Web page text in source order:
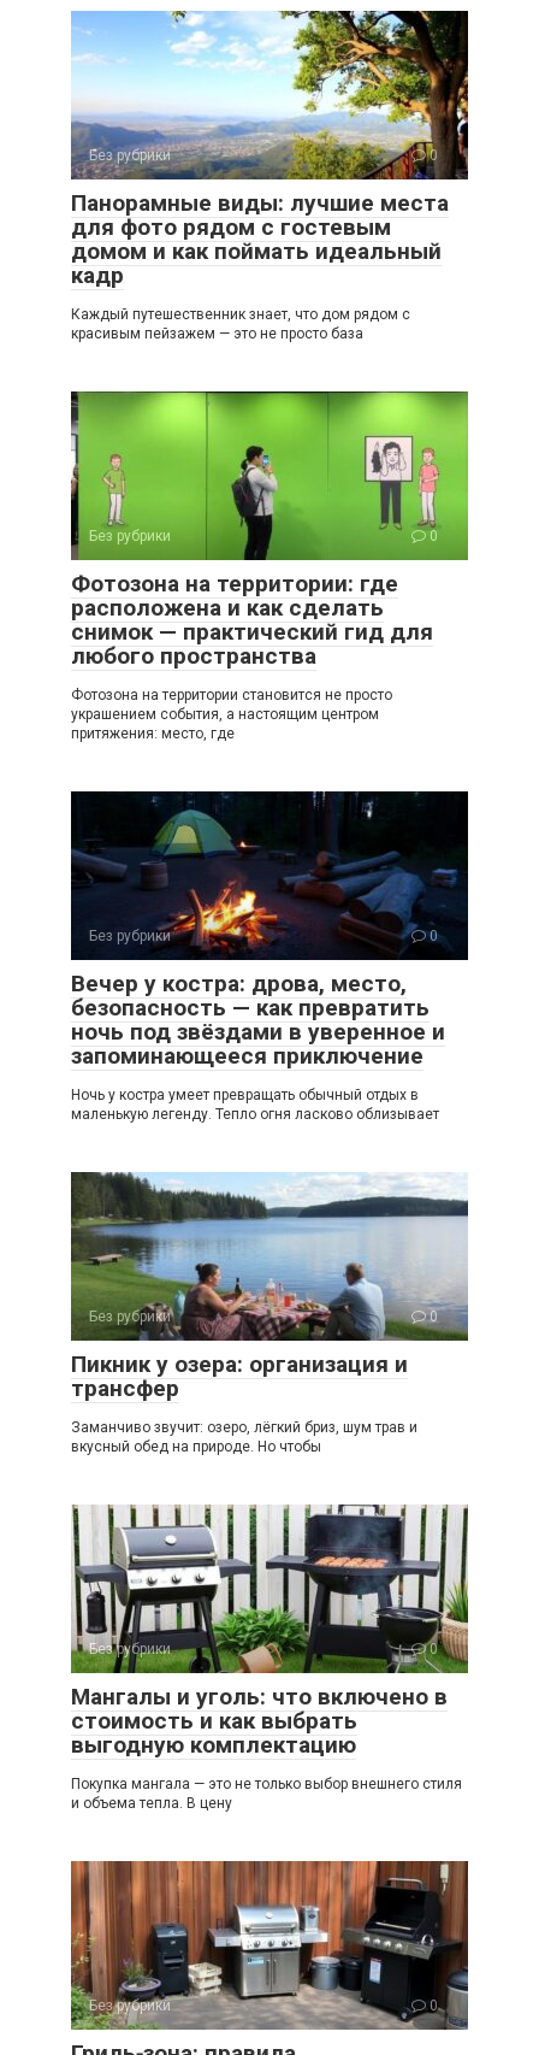
Без рубрики 0
Панорамные виды: лучшие места
для фото рядом с гостевым
домом и как поймать идеальный
кадр
Каждый путешественник знает, что дом рядом с
красивым пейзажем — это не просто база
Без рубрики 0
Фотозона на территории: где
расположена и как сделать
снимок — практический гид для
любого пространства
Фотозона на территории становится не просто
украшением события, а настоящим центром
притяжения: место, где
Без рубрики 0
Вечер у костра: дрова, место,
безопасность — как превратить
ночь под звёздами в уверенное и
запоминающееся приключение
Ночь у костра умеет превращать обычный отдых в
маленькую легенду. Тепло огня ласково облизывает
Без рубрики 0
Пикник у озера: организация и
трансфер
Заманчиво звучит: озеро, лёгкий бриз, шум трав и
вкусный обед на природе. Но чтобы
Без рубрики 0
Мангалы и уголь: что включено в
стоимость и как выбрать
выгодную комплектацию
Покупка мангала — это не только выбор внешнего стиля
и объема тепла. В цену
Без рубрики 0